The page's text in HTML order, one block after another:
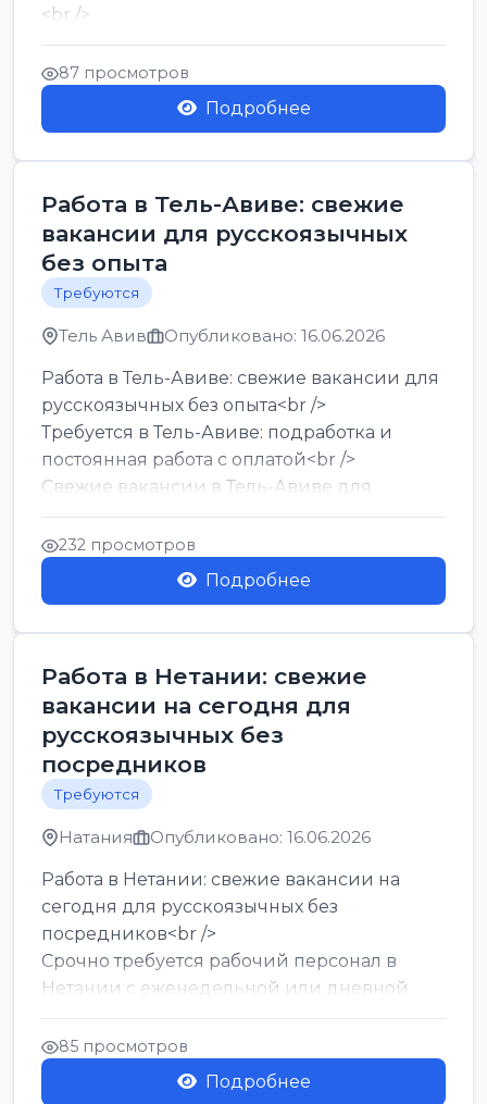
<br />
Работа в Нетании на мебельном
производстве: требу...
87 просмотров
Подробнее
Работа в Тель-Авиве: свежие
вакансии для русскоязычных
без опыта
Требуются
Тель Авив Опубликовано: 16.06.2026
Работа в Тель-Авиве: свежие вакансии для
русскоязычных без опыта<br />
Требуется в Тель-Авиве: подработка и
постоянная работа с оплатой<br />
Свежие вакансии в Тель-Авиве для
мужчин и женщин от хозя...
232 просмотров
Подробнее
Работа в Нетании: свежие
вакансии на сегодня для
русскоязычных без
посредников
Требуются
Натания Опубликовано: 16.06.2026
Работа в Нетании: свежие вакансии на
сегодня для русскоязычных без
посредников<br />
Срочно требуется рабочий персонал в
Нетании с еженедельной или дневной
оплатой<br />
Свежие вакансии в Нетании дл...
85 просмотров
Подробнее